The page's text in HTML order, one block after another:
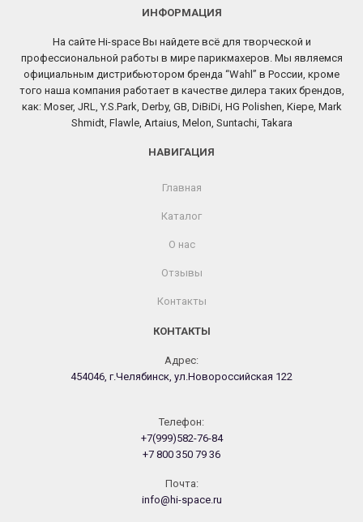
ИНФОРМАЦИЯ
На сайте Hi-space Вы найдете всё для творческой и
профессиональной работы в мире парикмахеров. Мы являемся
официальным дистрибьютором бренда “Wahl” в России, кроме
того наша компания работает в качестве дилера таких брендов,
как: Moser, JRL, Y.S.Park, Derby, GB, DiBiDi, HG Polishen, Kiepe, Mark
Shmidt, Flawle, Artaius, Melon, Suntachi, Takara
НАВИГАЦИЯ
Главная
Каталог
О нас
Отзывы
Контакты
КОНТАКТЫ
Адрес:
454046, г.Челябинск, ул.Новороссийская 122
Телефон:
+7(999)582-76-84
+7 800 350 79 36
Почта:
info@hi-space.ru